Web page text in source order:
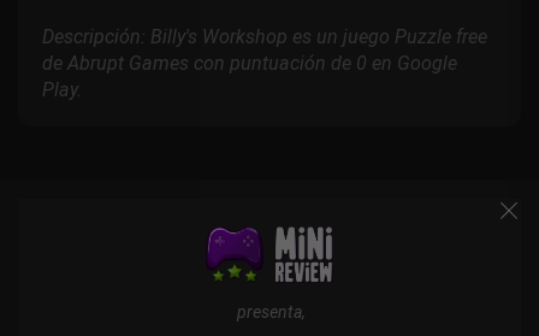
Descripción: Billy's Workshop es un juego Puzzle free
de Abrupt Games con puntuación de 0 en Google
Play.
presenta,